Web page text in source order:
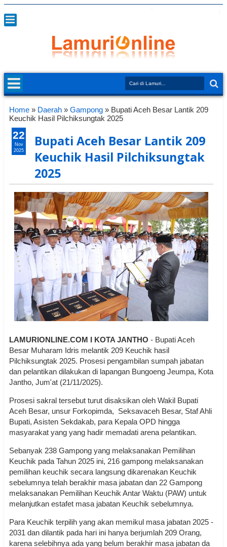
Home » Daerah » Gampong » Bupati Aceh Besar Lantik 209
Keuchik Hasil Pilchiksungtak 2025
Bupati Aceh Besar Lantik 209
Keuchik Hasil Pilchiksungtak
2025
LAMURIONLINE.COM I KOTA JANTHO - Bupati Aceh
Besar Muharam Idris melantik 209 Keuchik hasil
Pilchiksungtak 2025. Prosesi pengambilan sumpah jabatan
dan pelantikan dilakukan di lapangan Bungoeng Jeumpa, Kota
Jantho, Jum'at (21/11/2025).
Prosesi sakral tersebut turut disaksikan oleh Wakil Bupati
Aceh Besar, unsur Forkopimda, Seksavaceh Besar, Staf Ahli
Bupati, Asisten Sekdakab, para Kepala OPD hingga
masyarakat yang yang hadir memadati arena pelantikan.
Sebanyak 238 Gampong yang melaksanakan Pemilihan
Keuchik pada Tahun 2025 ini, 216 gampong melaksanakan
pemilihan keuchik secara langsung dikarenakan Keuchik
sebelumnya telah berakhir masa jabatan dan 22 Gampong
melaksanakan Pemilihan Keuchik Antar Waktu (PAW) untuk
melanjutkan estafet masa jabatan Keuchik sebelumnya.
Para Keuchik terpilih yang akan memikul masa jabatan 2025 -
2031 dan dilantik pada hari ini hanya berjumlah 209 Orang,
karena selebihnya ada yang belum berakhir masa jabatan da
22
Nov
2025